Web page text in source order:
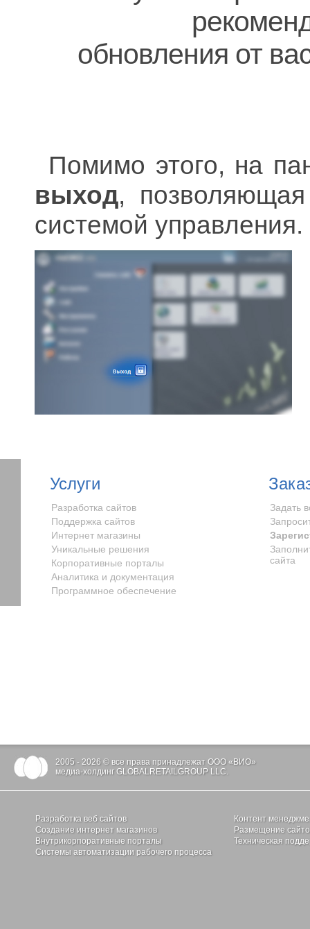
обновления от
Помимо этого, на
выход,
системой управления.
Услуги
Разработка сайтов
Поддержка сайтов
Интернет магазины
Уникальные решения
Корпоративные порталы
Аналитика и документация
Программное обеспечение
Задать
сайта
2005 - 2026 © все права принадлежат ООО «ВИО»
медиа-холдинг GLOBALRETAILGROUP LLC.
Разработка веб сайтов
Создание интернет магазинов
Внутрикорпоративные порталы
Системы автоматизации рабочего процесса
Контент
Размещение
Техническая